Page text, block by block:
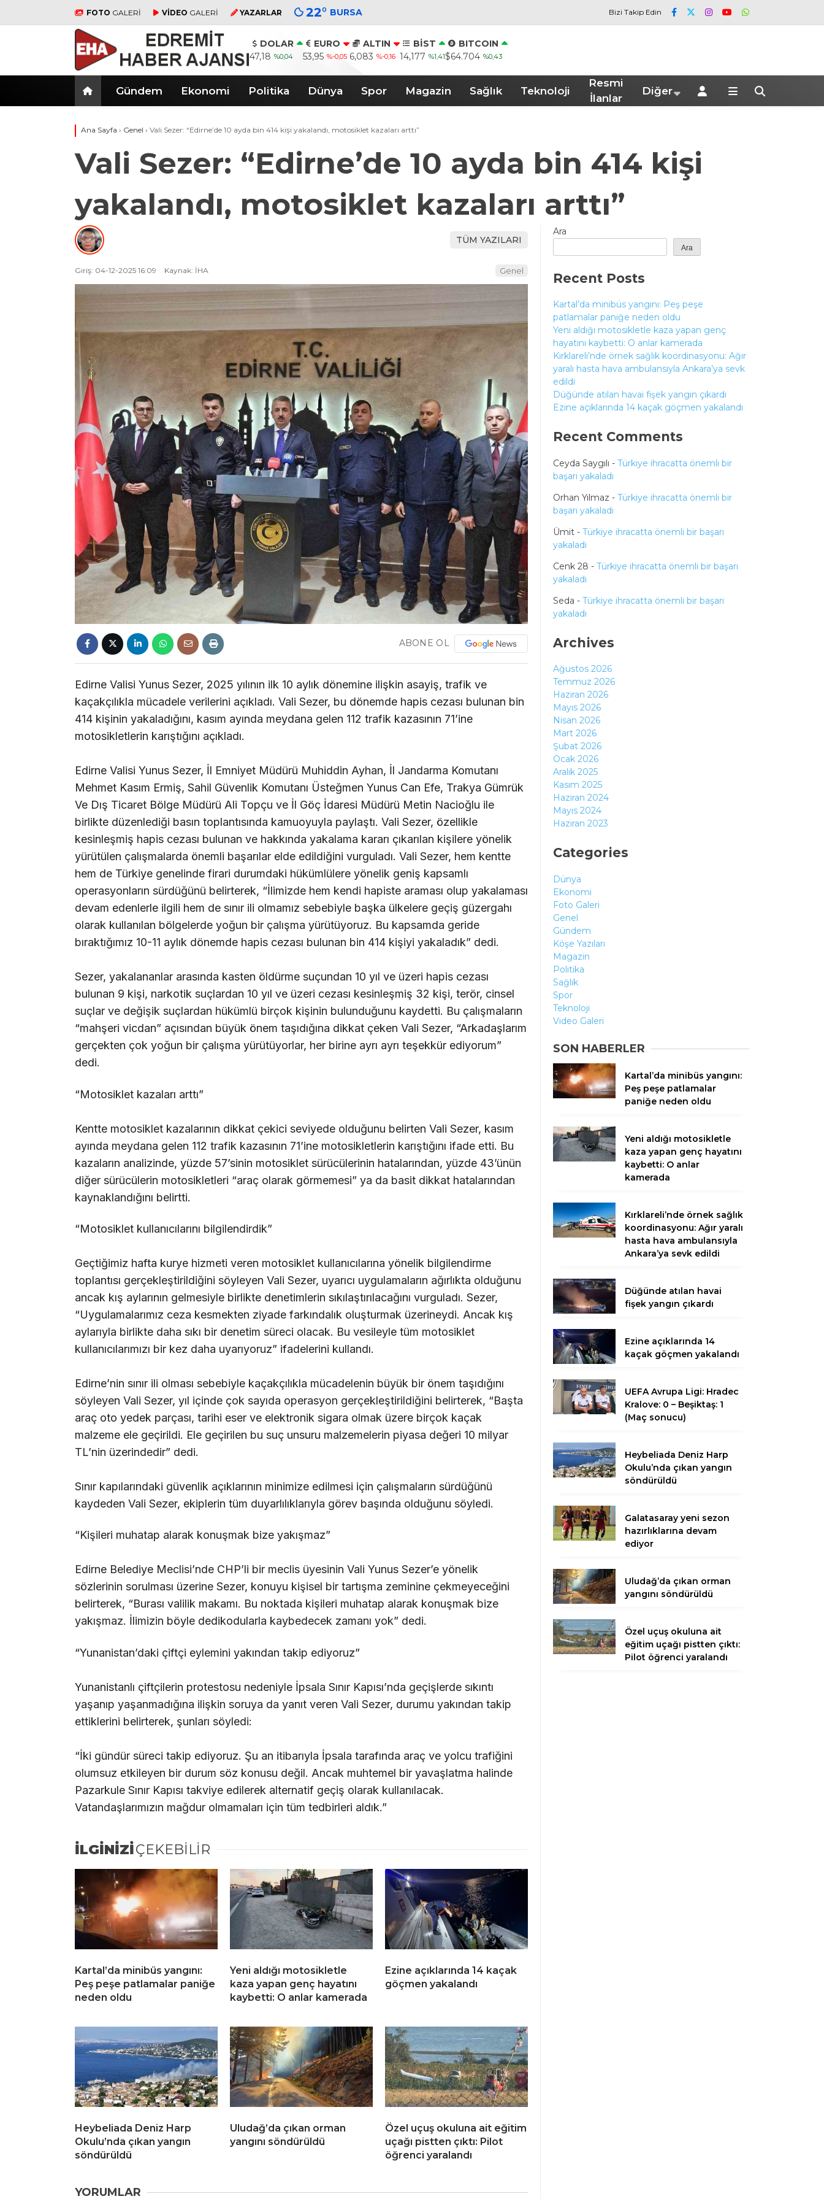
FOTO GALERİ VİDEO GALERİ YAZARLAR 22° BURSA Bizi Takip Edin
DOLAR
47,18 %0,04
EURO
53,95 %-0,05
ALTIN
6,083 %-0,16
BİST
14,177 %1,41
BITCOIN
$64.704 %0,43
Gündem Ekonomi Politika Dünya Spor Magazin Sağlık Teknoloji
Resmi
İlanlar
Diğer
Ana Sayfa › Genel › Vali Sezer: “Edirne’de 10 ayda bin 414 kişi yakalandı, motosiklet kazaları arttı”
Vali Sezer: “Edirne’de 10 ayda bin 414 kişi
yakalandı, motosiklet kazaları arttı”
TÜM YAZILARI
Giriş: 04-12-2025 16:09 Kaynak: İHA Genel
ABONE OL
Edirne Valisi Yunus Sezer, 2025 yılının ilk 10 aylık dönemine ilişkin asayiş, trafik ve
kaçakçılıkla mücadele verilerini açıkladı. Vali Sezer, bu dönemde hapis cezası bulunan bin
414 kişinin yakaladığını, kasım ayında meydana gelen 112 trafik kazasının 71’ine
motosikletlerin karıştığını açıkladı.
Edirne Valisi Yunus Sezer, İl Emniyet Müdürü Muhiddin Ayhan, İl Jandarma Komutanı
Mehmet Kasım Ermiş, Sahil Güvenlik Komutanı Üsteğmen Yunus Can Efe, Trakya Gümrük
Ve Dış Ticaret Bölge Müdürü Ali Topçu ve İl Göç İdaresi Müdürü Metin Nacioğlu ile
birlikte düzenlediği basın toplantısında kamuoyuyla paylaştı. Vali Sezer, özellikle
kesinleşmiş hapis cezası bulunan ve hakkında yakalama kararı çıkarılan kişilere yönelik
yürütülen çalışmalarda önemli başarılar elde edildiğini vurguladı. Vali Sezer, hem kentte
hem de Türkiye genelinde firari durumdaki hükümlülere yönelik geniş kapsamlı
operasyonların sürdüğünü belirterek, “İlimizde hem kendi hapiste araması olup yakalaması
devam edenlerle ilgili hem de sınır ili olmamız sebebiyle başka ülkelere geçiş güzergahı
olarak kullanılan bölgelerde yoğun bir çalışma yürütüyoruz. Bu kapsamda geride
bıraktığımız 10-11 aylık dönemde hapis cezası bulunan bin 414 kişiyi yakaladık” dedi.
Sezer, yakalananlar arasında kasten öldürme suçundan 10 yıl ve üzeri hapis cezası
bulunan 9 kişi, narkotik suçlardan 10 yıl ve üzeri cezası kesinleşmiş 32 kişi, terör, cinsel
suçlar ve değişik suçlardan hükümlü birçok kişinin bulunduğunu kaydetti. Bu çalışmaların
“mahşeri vicdan” açısından büyük önem taşıdığına dikkat çeken Vali Sezer, “Arkadaşlarım
gerçekten çok yoğun bir çalışma yürütüyorlar, her birine ayrı ayrı teşekkür ediyorum”
dedi.
“Motosiklet kazaları arttı”
Kentte motosiklet kazalarının dikkat çekici seviyede olduğunu belirten Vali Sezer, kasım
ayında meydana gelen 112 trafik kazasının 71’ine motosikletlerin karıştığını ifade etti. Bu
kazaların analizinde, yüzde 57’sinin motosiklet sürücülerinin hatalarından, yüzde 43’ünün
diğer sürücülerin motosikletleri “araç olarak görmemesi” ya da basit dikkat hatalarından
kaynaklandığını belirtti.
“Motosiklet kullanıcılarını bilgilendirdik”
Geçtiğimiz hafta kurye hizmeti veren motosiklet kullanıcılarına yönelik bilgilendirme
toplantısı gerçekleştirildiğini söyleyen Vali Sezer, uyarıcı uygulamaların ağırlıkta olduğunu
ancak kış aylarının gelmesiyle birlikte denetimlerin sıkılaştırılacağını vurguladı. Sezer,
“Uygulamalarımız ceza kesmekten ziyade farkındalık oluşturmak üzerineydi. Ancak kış
aylarıyla birlikte daha sıkı bir denetim süreci olacak. Bu vesileyle tüm motosiklet
kullanıcılarımızı bir kez daha uyarıyoruz” ifadelerini kullandı.
Edirne’nin sınır ili olması sebebiyle kaçakçılıkla mücadelenin büyük bir önem taşıdığını
söyleyen Vali Sezer, yıl içinde çok sayıda operasyon gerçekleştirildiğini belirterek, “Başta
araç oto yedek parçası, tarihi eser ve elektronik sigara olmak üzere birçok kaçak
malzeme ele geçirildi. Ele geçirilen bu suç unsuru malzemelerin piyasa değeri 10 milyar
TL’nin üzerindedir” dedi.
Sınır kapılarındaki güvenlik açıklarının minimize edilmesi için çalışmaların sürdüğünü
kaydeden Vali Sezer, ekiplerin tüm duyarlılıklarıyla görev başında olduğunu söyledi.
“Kişileri muhatap alarak konuşmak bize yakışmaz”
Edirne Belediye Meclisi’nde CHP’li bir meclis üyesinin Vali Yunus Sezer’e yönelik
sözlerinin sorulması üzerine Sezer, konuyu kişisel bir tartışma zeminine çekmeyeceğini
belirterek, “Burası valilik makamı. Bu noktada kişileri muhatap alarak konuşmak bize
yakışmaz. İlimizin böyle dedikodularla kaybedecek zamanı yok” dedi.
“Yunanistan’daki çiftçi eylemini yakından takip ediyoruz”
Yunanistanlı çiftçilerin protestosu nedeniyle İpsala Sınır Kapısı’nda geçişlerde sıkıntı
yaşanıp yaşanmadığına ilişkin soruya da yanıt veren Vali Sezer, durumu yakından takip
ettiklerini belirterek, şunları söyledi:
“İki gündür süreci takip ediyoruz. Şu an itibarıyla İpsala tarafında araç ve yolcu trafiğini
olumsuz etkileyen bir durum söz konusu değil. Ancak muhtemel bir yavaşlatma halinde
Pazarkule Sınır Kapısı takviye edilerek alternatif geçiş olarak kullanılacak.
Vatandaşlarımızın mağdur olmamaları için tüm tedbirleri aldık.”
İLGİNİZİÇEKEBİLİR
Kartal’da minibüs yangını:
Peş peşe patlamalar paniğe
neden oldu
Yeni aldığı motosikletle
kaza yapan genç hayatını
kaybetti: O anlar kamerada
Ezine açıklarında 14 kaçak
göçmen yakalandı
Heybeliada Deniz Harp
Okulu’nda çıkan yangın
söndürüldü
Uludağ’da çıkan orman
yangını söndürüldü
Özel uçuş okuluna ait eğitim
uçağı pistten çıktı: Pilot
öğrenci yaralandı
YORUMLAR
Ara
Ara
Recent Posts
Kartal’da minibüs yangını: Peş peşe
patlamalar paniğe neden oldu
Yeni aldığı motosikletle kaza yapan genç
hayatını kaybetti: O anlar kamerada
Kırklareli’nde örnek sağlık koordinasyonu: Ağır
yaralı hasta hava ambulansıyla Ankara’ya sevk
edildi
Düğünde atılan havai fişek yangın çıkardı
Ezine açıklarında 14 kaçak göçmen yakalandı
Recent Comments
Ceyda Saygılı - Türkiye ihracatta önemli bir
başarı yakaladı
Orhan Yılmaz - Türkiye ihracatta önemli bir
başarı yakaladı
Ümit - Türkiye ihracatta önemli bir başarı
yakaladı
Cenk 28 - Türkiye ihracatta önemli bir başarı
yakaladı
Seda - Türkiye ihracatta önemli bir başarı
yakaladı
Archives
Ağustos 2026
Temmuz 2026
Haziran 2026
Mayıs 2026
Nisan 2026
Mart 2026
Şubat 2026
Ocak 2026
Aralık 2025
Kasım 2025
Haziran 2024
Mayıs 2024
Haziran 2023
Categories
Dünya
Ekonomi
Foto Galeri
Genel
Gündem
Köşe Yazıları
Magazin
Politika
Sağlık
Spor
Teknoloji
Video Galeri
SON HABERLER
Kartal’da minibüs yangını:
Peş peşe patlamalar
paniğe neden oldu
Yeni aldığı motosikletle
kaza yapan genç hayatını
kaybetti: O anlar
kamerada
Kırklareli’nde örnek sağlık
koordinasyonu: Ağır yaralı
hasta hava ambulansıyla
Ankara’ya sevk edildi
Düğünde atılan havai
fişek yangın çıkardı
Ezine açıklarında 14
kaçak göçmen yakalandı
UEFA Avrupa Ligi: Hradec
Kralove: 0 – Beşiktaş: 1
(Maç sonucu)
Heybeliada Deniz Harp
Okulu’nda çıkan yangın
söndürüldü
Galatasaray yeni sezon
hazırlıklarına devam
ediyor
Uludağ’da çıkan orman
yangını söndürüldü
Özel uçuş okuluna ait
eğitim uçağı pistten çıktı:
Pilot öğrenci yaralandı